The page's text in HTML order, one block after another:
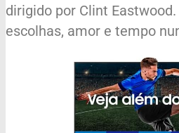
dirigido por Clint
escolhas, amor e tempo